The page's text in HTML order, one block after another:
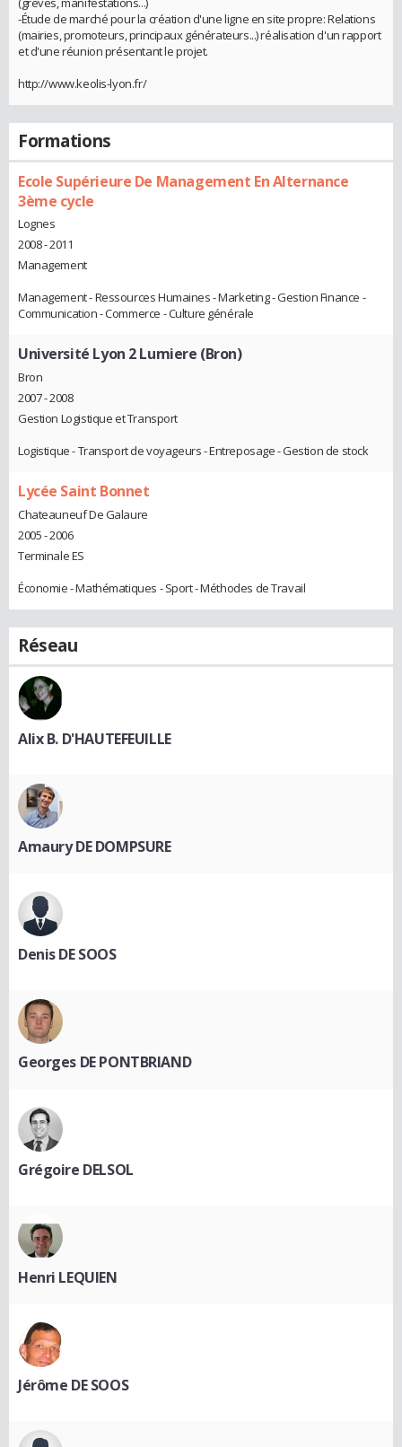
-Étude de marché pour la création d'une ligne en site propre: Relations
(mairies, promoteurs, principaux générateurs...) réalisation d'un rapport
et d'une réunion présentant le projet.
http://www.keolis-lyon.fr/
Formations
Ecole Supérieure De Management En Alternance
3ème cycle
Lognes
2008 - 2011
Management
Management - Ressources Humaines - Marketing - Gestion Finance -
Communication - Commerce - Culture générale
Université Lyon 2 Lumiere (Bron)
Bron
2007 - 2008
Gestion Logistique et Transport
Logistique - Transport de voyageurs - Entreposage - Gestion de stock
Lycée Saint Bonnet
Chateauneuf De Galaure
2005 - 2006
Terminale ES
Économie - Mathématiques - Sport - Méthodes de Travail
Réseau
Alix B. D'HAUTEFEUILLE
Amaury DE DOMPSURE
Denis DE SOOS
Georges DE PONTBRIAND
Grégoire DELSOL
Henri LEQUIEN
Jérôme DE SOOS